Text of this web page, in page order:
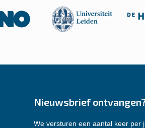
Nieuwsbrief
We versturen een aantal keer per